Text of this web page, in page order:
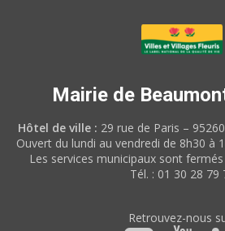
Mairie de
Hôtel de ville : 29 rue de Paris –
Ouvert du lundi au vendredi de 8h30 à
Les services municipaux sont
Tél. : 01 30 28 79
Retrouvez-nous